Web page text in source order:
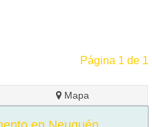
Página 1 de 1
Mapa